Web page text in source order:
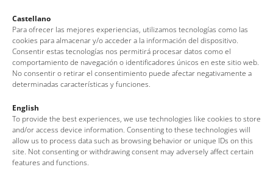
Castellano
Para ofrecer las mejores experiencias, utilizamos tecnologías como las
cookies para almacenar y/o acceder a la información del dispositivo.
Consentir estas tecnologías nos permitirá procesar datos como el
comportamiento de navegación o identificadores únicos en este sitio web.
No consentir o retirar el consentimiento puede afectar negativamente a
determinadas características y funciones.
English
To provide the best experiences, we use technologies like cookies to store
and/or access device information. Consenting to these technologies will
allow us to process data such as browsing behavior or unique IDs on this
site. Not consenting or withdrawing consent may adversely affect certain
features and functions.